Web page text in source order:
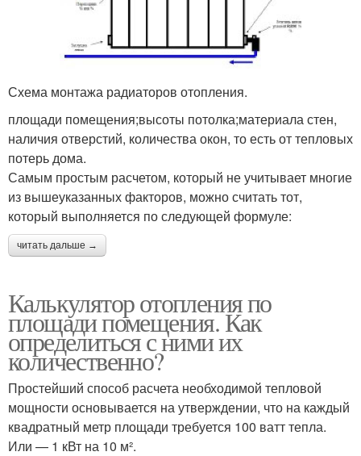
Схема монтажа радиаторов отопления.
площади помещения;высоты потолка;материала стен,
наличия отверстий, количества окон, то есть от тепловых
потерь дома.
Самым простым расчетом, который не учитывает многие
из вышеуказанных факторов, можно считать тот,
который выполняется по следующей формуле:
читать дальше →
Калькулятор отопления по
площади помещения. Как
определиться с ними их
количественно?
Простейший способ расчета необходимой тепловой
мощности основывается на утверждении, что на каждый
квадратный метр площади требуется 100 ватт тепла.
Или — 1 кВт на 10 м².